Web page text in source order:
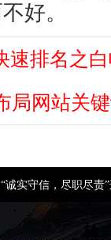
好。
速排名之
局网站关
实守信，尽职尽责